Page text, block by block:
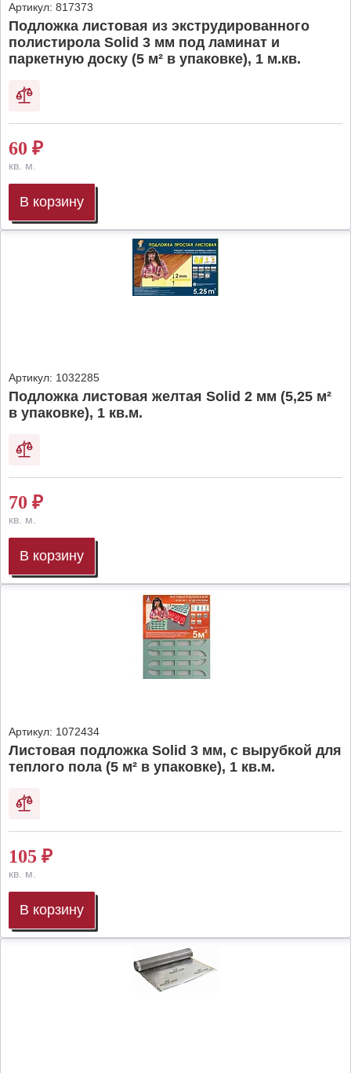
Артикул: 817373
Подложка листовая из экструдированного
полистирола Solid 3 мм под ламинат и
паркетную доску (5 м² в упаковке), 1 м.кв.
60 ₽
кв. м.
В корзину
Артикул: 1032285
Подложка листовая желтая Solid 2 мм (5,25 м²
в упаковке), 1 кв.м.
70 ₽
кв. м.
В корзину
Артикул: 1072434
Листовая подложка Solid 3 мм, с вырубкой для
теплого пола (5 м² в упаковке), 1 кв.м.
105 ₽
кв. м.
В корзину